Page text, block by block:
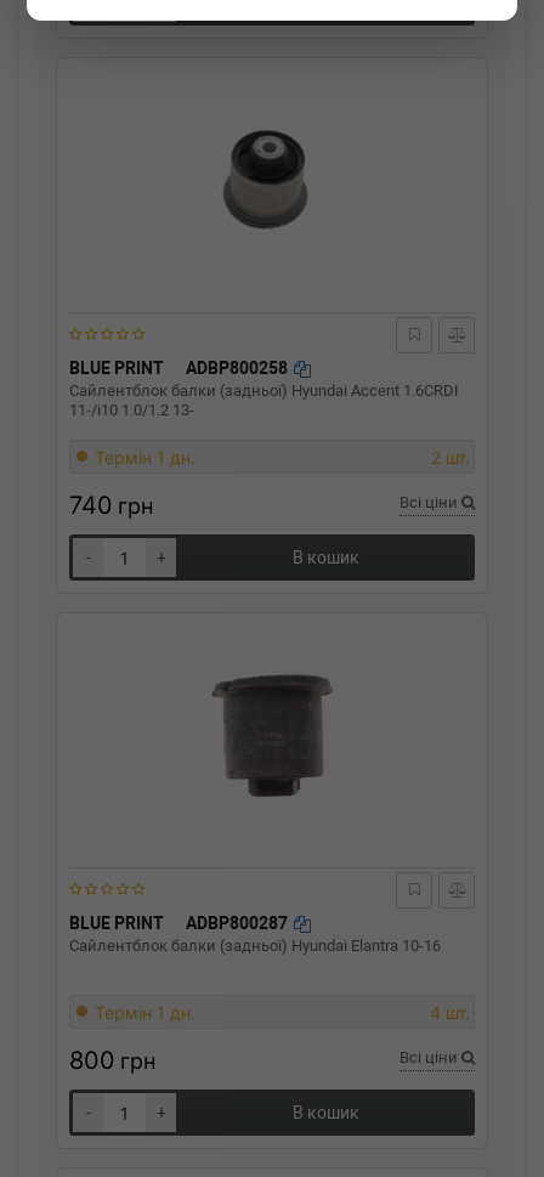
BLUE PRINT ADBP800258
Сайлентблок балки (задньої) Hyundai Accent 1.6CRDI
11-/i10 1.0/1.2 13-
Термін 1 дн. 2 шт.
740 грн Всі ціни
- + В кошик
BLUE PRINT ADBP800287
Сайлентблок балки (задньої) Hyundai Elantra 10-16
Термін 1 дн. 4 шт.
800 грн Всі ціни
- + В кошик